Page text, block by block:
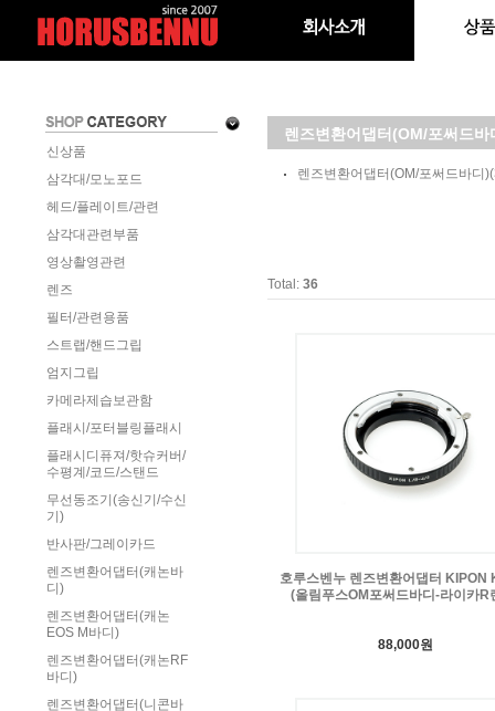
신상품
삼각대/모노포드
헤드/플레이트/관련
삼각대관련부품
영상촬영관련
렌즈
필터/관련용품
스트랩/핸드그립
엄지그립
카메라제습보관함
플래시/포터블링플래시
플래시디퓨져/핫슈커버/
수평계/코드/스탠드
무선동조기(송신기/수신
기)
반사판/그레이카드
렌즈변환어댑터(캐논바
디)
렌즈변환어댑터(캐논
EOS M바디)
렌즈변환어댑터(캐논RF
바디)
렌즈변환어댑터(니콘바
렌즈변환어댑터(OM/포써드바
렌즈변환어댑터(OM/포써드바디)
Total: 36
호루스벤누 렌즈변환어댑터 KIPON
(올림푸스OM포써드바디-라이카R
88,000원